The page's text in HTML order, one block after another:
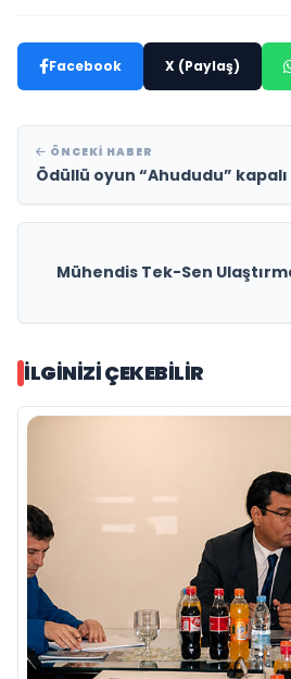
Facebook X (Paylaş)
ÖNCEKI HABER
Ödüllü oyun “Ahududu”
Mühendis Tek-Sen
İLGINIZI ÇEKEBILIR